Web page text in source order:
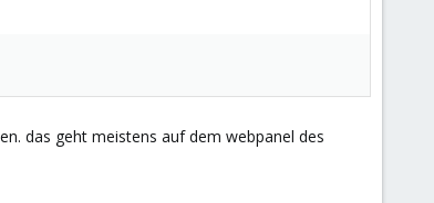
das geht meistens auf dem webpanel des